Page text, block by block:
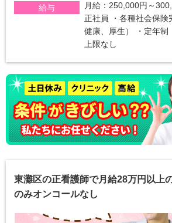
給与
月給：250,000円～
正社員 ・各種社会保険
健康、厚生） ・定年
上限なし
東灘区の正看護師で月給28万円以上
のみオンコールなし